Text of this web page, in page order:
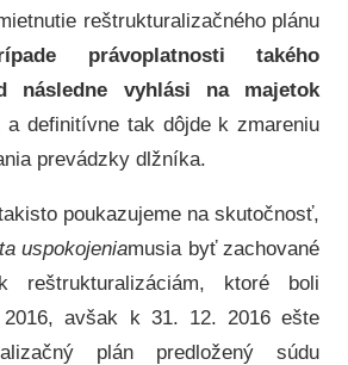
reštrukturalizačného plánu
právoplatnosti takého
následne vyhlási na majetok
a definitívne tak dôjde k zmareniu
prevádzky dlžníka.
poukazujeme na skutočnosť,
uspokojeniamusia byť zachované
ktoré boli
avšak k 31. 12. 2016 ešte
plán predložený súdu